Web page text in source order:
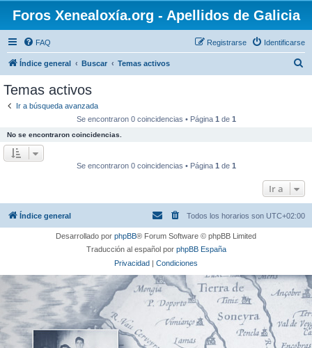
Foros Xenealoxía.org - Apellidos de Galicia
FAQ Identificarse
Registrarse
Índice general Buscar Temas activos
Temas activos
Ir a búsqueda avanzada
Se encontraron 0 coincidencias • Página 1 de 1
No se encontraron coincidencias.
Se encontraron 0 coincidencias • Página 1 de 1
Ir a
Índice general Todos los horarios son UTC+02:00
Desarrollado por phpBB® Forum Software © phpBB Limited
Traducción al español por phpBB España
Privacidad | Condiciones